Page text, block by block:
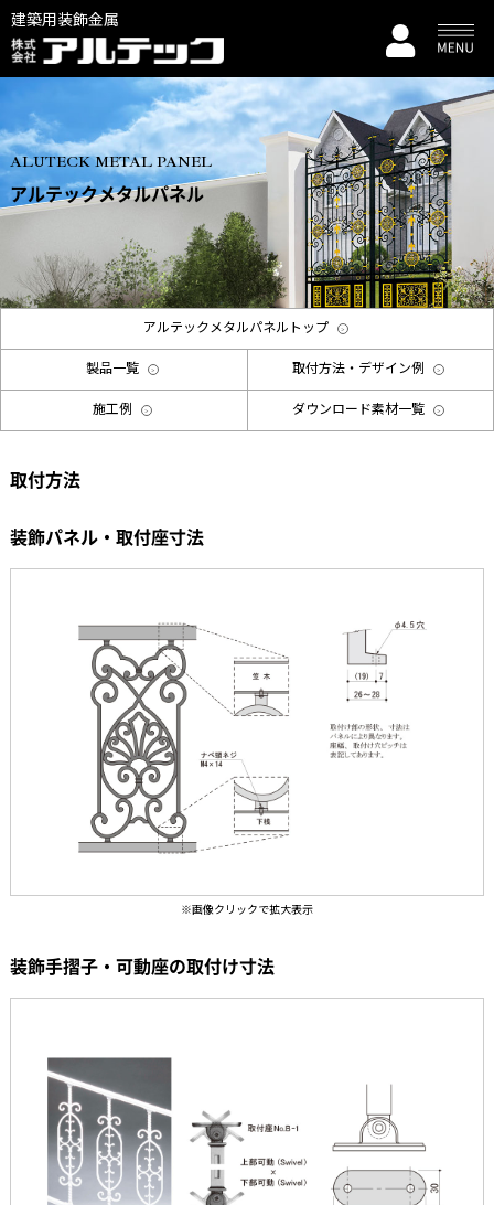
建築用装飾金属
ALUTECK METAL PANEL
アルテックメタルパネル
アルテックメタルパネルトップ
製品一覧 取付方法・デザイン例
施工例 ダウンロード素材一覧
取付方法
装飾パネル・取付座寸法
装飾手摺子・可動座の取付け寸法